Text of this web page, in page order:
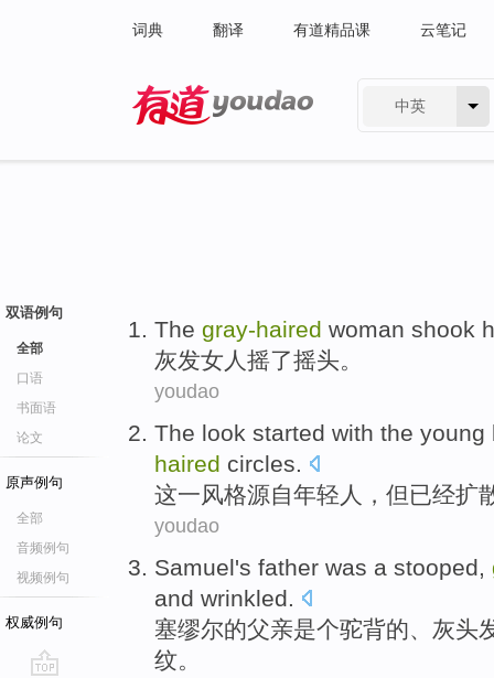
词典 翻译 有道精品课 云笔记
中英
双语例句
全部
口语
书面语
论文
原声例句
全部
音频例句
视频例句
权威例句
The gray-haired woman shook
灰发女人 摇了摇头。
youdao
The look started with the young
haired circles.
这一风格源自年轻人 ， 但已经扩
youdao
Samuel's father was a stooped
and wrinkled
塞缪尔的父亲是个驼背的、 灰头
纹。